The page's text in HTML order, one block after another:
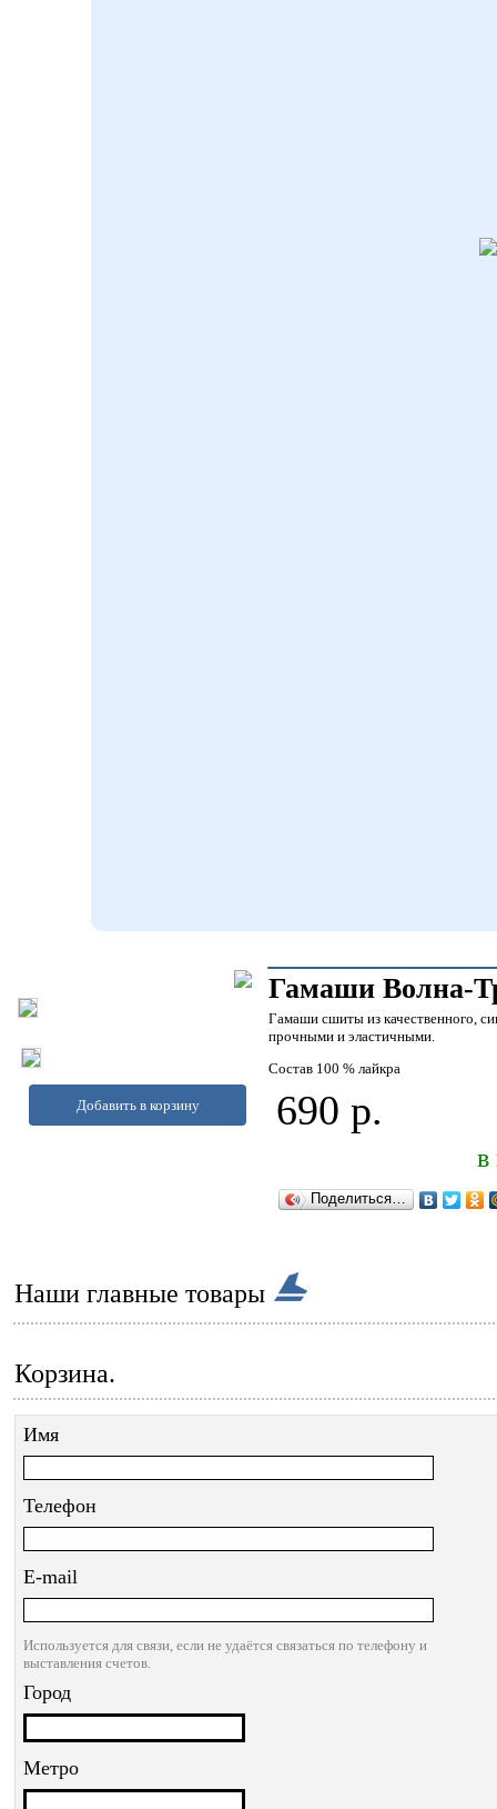
Добавить в корзину
Гамаши Волна-
Гамаши сшиты из качественного,
прочными и эластичными.
Состав 100 % лайкра
690 р.
в
Поделиться…
Наши главные товары
Корзина.
Имя
Телефон
E-mail
Используется для связи, если не удаётся связаться по телефону и
выставления счетов.
Город
Метро